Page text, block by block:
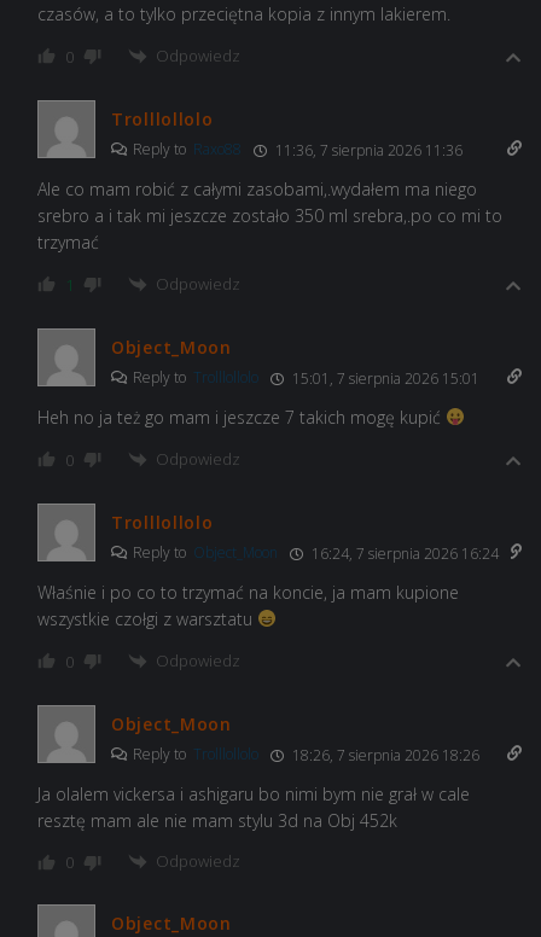
czasów, a to tylko przeciętna kopia z innym lakierem.
0 Odpowiedz
Trolllollolo
Reply to Raxo88 11:36, 7 sierpnia 2026 11:36
Ale co mam robić z całymi zasobami,.wydałem ma niego
srebro a i tak mi jeszcze zostało 350 ml srebra,.po co mi to
trzymać
1 Odpowiedz
Object_Moon
Reply to Trolllollolo 15:01, 7 sierpnia 2026 15:01
Heh no ja też go mam i jeszcze 7 takich mogę kupić
0 Odpowiedz
Trolllollolo
Reply to Object_Moon 16:24, 7 sierpnia 2026 16:24
Właśnie i po co to trzymać na koncie, ja mam kupione
wszystkie czołgi z warsztatu
0 Odpowiedz
Object_Moon
Reply to Trolllollolo 18:26, 7 sierpnia 2026 18:26
Ja olalem vickersa i ashigaru bo nimi bym nie grał w cale
resztę mam ale nie mam stylu 3d na Obj 452k
0 Odpowiedz
Object_Moon